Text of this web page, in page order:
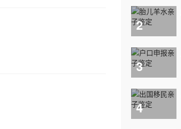
2
3
4